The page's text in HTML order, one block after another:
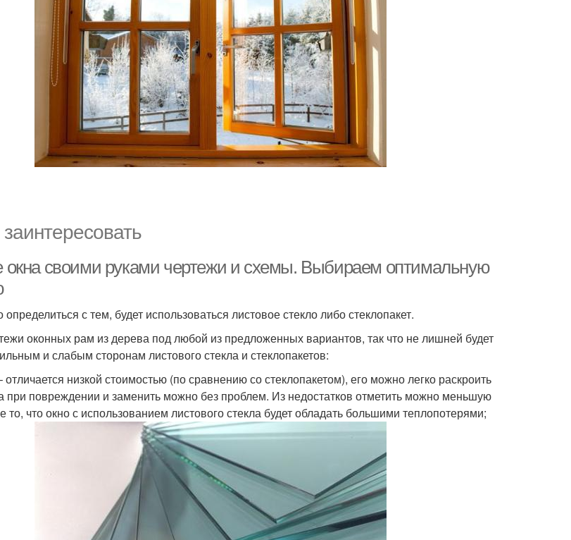
своими руками чертежи и схемы. Выбираем оптимальную
с тем, будет использоваться листовое стекло либо стеклопакет.
оконных рам из дерева под любой из предложенных вариантов, так что не лишней будет
и слабым сторонам листового стекла и стеклопакетов:
отличается низкой стоимостью (по сравнению со стеклопакетом), его можно легко раскроить
при повреждении и заменить можно без проблем. Из недостатков отметить можно меньшую
то, что окно с использованием листового стекла будет обладать большими теплопотерями;